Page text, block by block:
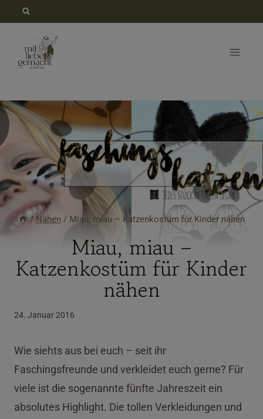
springen
/ Nähen / Miau, miau – Katzenkostüm für Kinder nähen
Miau, miau –
Katzenkostüm für Kinder
nähen
24. Januar 2016
Wie siehts aus bei euch – seit ihr
Faschingsfreunde und verkleidet euch gerne? Für
viele ist die sogenannte fünfte Jahreszeit ein
absolutes Highlight. Die tollen Verkleidungen und